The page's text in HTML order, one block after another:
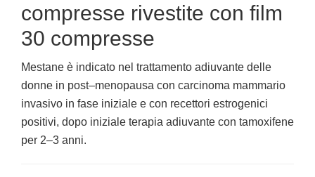
compresse rivestite con film
30 compresse
Mestane è indicato nel trattamento adiuvante delle
donne in post–menopausa con carcinoma mammario
invasivo in fase iniziale e con recettori estrogenici
positivi, dopo iniziale terapia adiuvante con tamoxifene
per 2–3 anni.